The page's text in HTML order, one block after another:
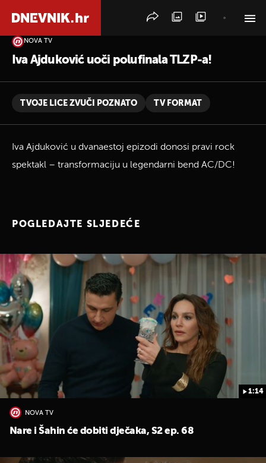
NOVA TV
Iva Ajduković uoči polufinala TLZP-a!
TVOJE LICE ZVUČI POZNATO TV FORMAT
Iva Ajduković u dvanaestoj epizodi donosi pravi rock
spektakl – transformaciju u legendarni bend AC/DC!
POGLEDAJTE SLJEDEĆE
1:14
NOVA TV
Nare i Šahin će dobiti dječaka, S2 ep. 68
PRETRAŽITE VIJESTI